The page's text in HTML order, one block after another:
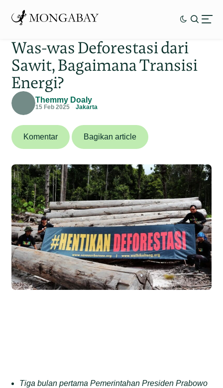
Was-was Deforestasi dari
Sawit, Bagaimana Transisi
Energi?
Themmy Doaly
15 Feb 2025 Jakarta
Komentar Bagikan article
Tiga bulan pertama Pemerintahan Presiden Prabowo